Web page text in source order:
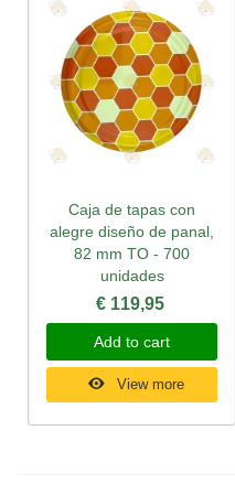
Caja de tapas con
alegre diseño de panal,
82 mm TO - 700
unidades
€ 119,95
Add to cart
View more